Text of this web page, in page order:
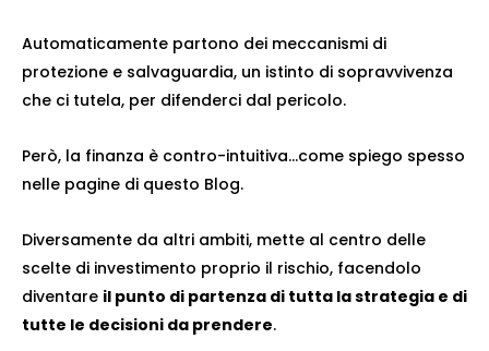
Automaticamente partono dei meccanismi di
protezione e salvaguardia, un istinto di sopravvivenza
che ci tutela, per difenderci dal pericolo.
Però, la finanza è contro-intuitiva…come spiego spesso
nelle pagine di questo Blog.
Diversamente da altri ambiti, mette al centro delle
scelte di investimento proprio il rischio, facendolo
diventare il punto di partenza di tutta la strategia e di
tutte le decisioni da prendere.